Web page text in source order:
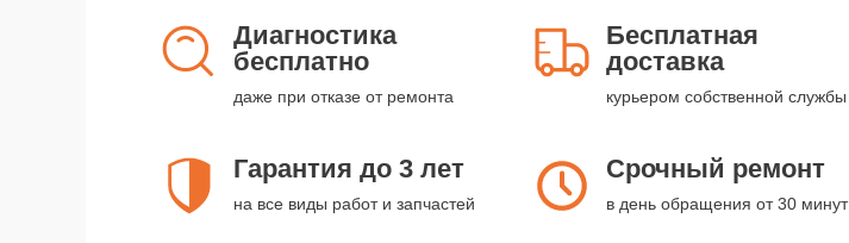
Диагностика
бесплатно
даже при отказе от ремонта
Бесплатная
доставка
курьером собственной службы
Гарантия до 3 лет
на все виды работ и запчастей
Срочный ремонт
в день обращения от 30 минут